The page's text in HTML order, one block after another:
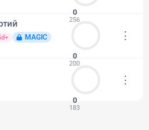
0
256
MAGIC
0
200
⋮
0
183
⋮